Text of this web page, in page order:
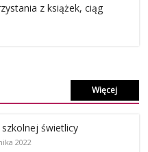
z książek, ciąg
Więcej
świetlicy
2022